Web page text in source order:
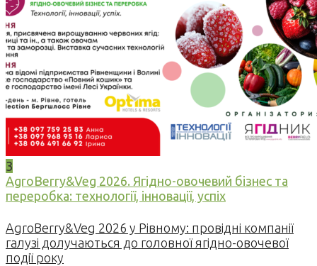
3
AgroBerry&Veg 2026. Ягідно-овочевий бізнес та
переробка: технології, інновації, успіх
AgroBerry&Veg 2026 у Рівному: провідні компанії
галузі долучаються до головної ягідно-овочевої
події року